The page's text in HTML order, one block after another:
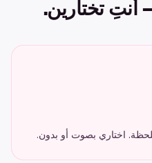
أنتِ تختارين.
اختاري بصوت أو بدون.